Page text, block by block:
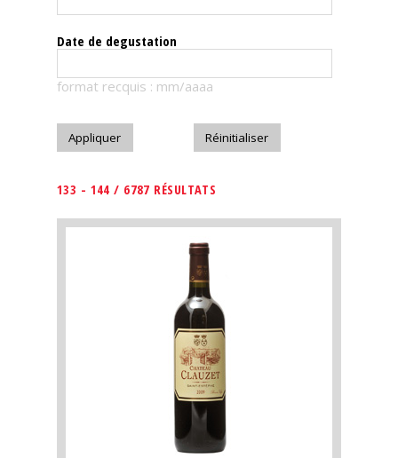
Le
magazine
Télécharger
Date de degustation
format recquis : mm/aaaa
133 - 144 / 6787 RÉSULTATS